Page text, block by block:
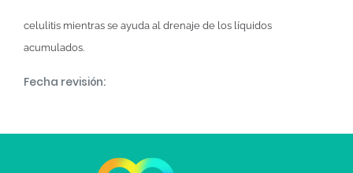
celulitis mientras se ayuda al drenaje de los líquidos
acumulados.
Fecha revisión: